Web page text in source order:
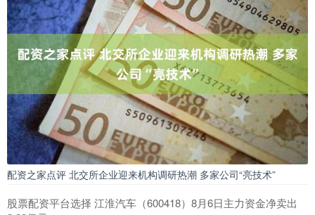
配资之家点评 北交所企业迎来机构调研热潮 多家公司“亮技术”
股票配资平台选择 江淮汽车（600418）8月6日主力资金净卖出